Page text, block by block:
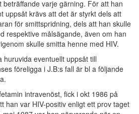
beträffande varje gärning. För att han
uppsåt krävs att det är styrkt dels att
för smittspridning, dels att han skulle
respektive målsägande, även om han
skulle smitta henne med HIV.
huruvida eventuellt uppsåt till
föreligga i J.B:s fall är bl a följande
intravenöst, fick i okt 1986 på
han var HIV-positiv enligt ett prov taget